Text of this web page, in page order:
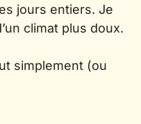
jours entiers. Je
climat plus doux.
simplement (ou